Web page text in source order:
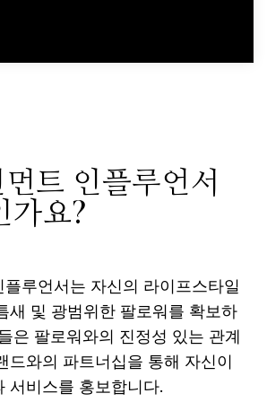
트 인플루언서
가요?
루언서는 자신의 라이프스타일
새 및 광범위한 팔로워를 확보하
은 팔로워와의 진정성 있는 관계
드와의 파트너십을 통해 자신이
서비스를 홍보합니다.